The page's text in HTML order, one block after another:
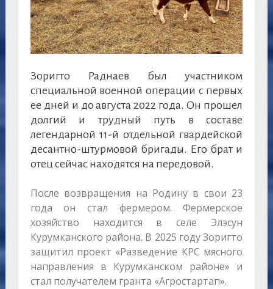
Зоригто Раднаев был участником
специальной военной операции с первых
ее дней и до августа 2022 года. Он прошел
долгий и трудный путь в составе
легендарной 11-й отдельной гвардейской
десантно-штурмовой бригады. Его брат и
отец сейчас находятся на передовой.
После возвращения на Родину в свои 23
года он стал фермером. Фермерское
хозяйство находится в селе Элэсун
Курумканского района. В 2025 году Зоригто
защитил проект «Разведение КРС мясного
направления в Курумканском районе» и
стал получателем гранта «Агростартап».